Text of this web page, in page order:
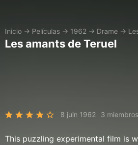
Inicio → Películas → 1962 → Drame →
Les amants de Teruel
8 juin 1962 3 miembros
This puzzling experimental film is